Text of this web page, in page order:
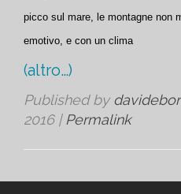
picco sul mare, le montagne non
emotivo, e con un clima
(altro…)
Published by
2016| Permalink